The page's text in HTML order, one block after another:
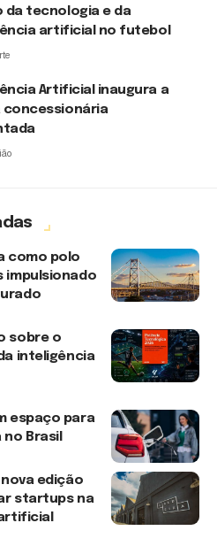
tecnologia e da
artificial no futebol
Artificial inaugura a
concessionária
como polo
impulsionado
sobre o
inteligência
espaço para
Brasil
edição
startups na